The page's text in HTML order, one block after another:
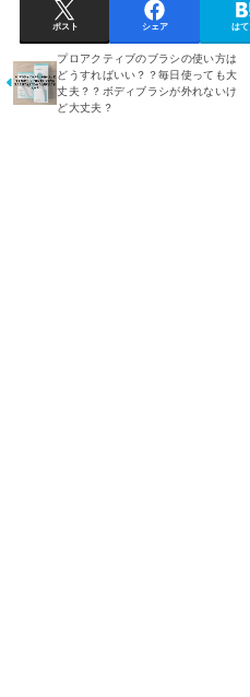
ポスト シェア はて
プロアクティブのブラシの使い方は
どうすればいい？？毎日使っても大
丈夫？？ボディブラシが外れないけ
ど大丈夫？